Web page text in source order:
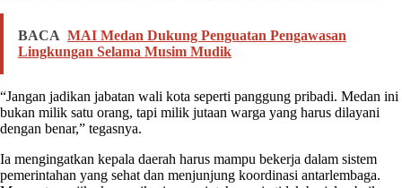
BACA MAI Medan Dukung Penguatan Pengawasan
Lingkungan Selama Musim Mudik
“Jangan jadikan jabatan wali kota seperti panggung pribadi. Medan ini
bukan milik satu orang, tapi milik jutaan warga yang harus dilayani
dengan benar,” tegasnya.
Ia mengingatkan kepala daerah harus mampu bekerja dalam sistem
pemerintahan yang sehat dan menjunjung koordinasi antarlembaga.